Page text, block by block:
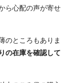
ら心配の声が寄せ
のところもありま
の在庫を確認して